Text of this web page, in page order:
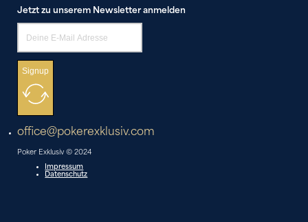
Jetzt zu unserem Newsletter anmelden
Signup
office@pokerexklusiv.com
Poker Exklusiv © 2024
Impressum
Datenschutz